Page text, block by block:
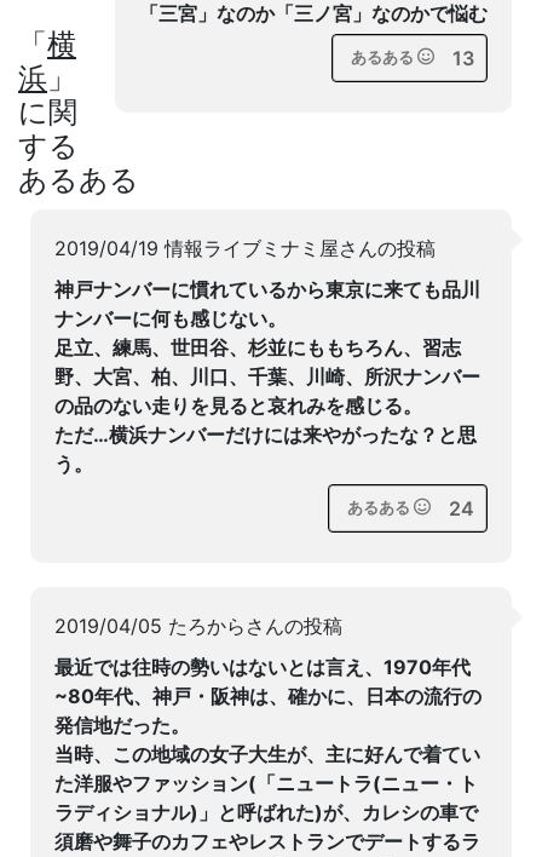
「三宮」なのか「三ノ宮」なのかで悩む
あるある 13
「横
浜 」
に関
する
あるある
2019/04/19 情報ライブミナミ屋さんの投稿
神戸ナンバーに慣れているから東京に来ても品川
ナンバーに何も感じない。
足立、練馬、世田谷、杉並にももちろん、習志
野、大宮、柏、川口、千葉、川崎、所沢ナンバー
の品のない走りを見ると哀れみを感じる。
ただ…横浜ナンバーだけには来やがったな？と思
う。
あるある 24
2019/04/05 たろからさんの投稿
最近では往時の勢いはないとは言え、1970年代
~80年代、神戸・阪神は、確かに、日本の流行の
発信地だった。
当時、この地域の女子大生が、主に好んで着てい
た洋服やファッション(「ニュートラ(ニュー・ト
ラディショナル)」と呼ばれた)が、カレシの車で
須磨や舞子のカフェやレストランでデートするラ